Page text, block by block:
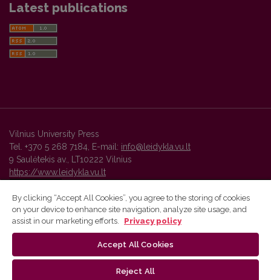
Latest publications
Vilnius University Press
Tel. +370 5 268 7184, E-mail: info@leidykla.vu.lt
9 Saulėtekis av., LT10222 Vilnius
https://www.leidykla.vu.lt
Vilnius University Press platform and metadata are distributed by
By clicking “Accept All Cookies”, you agree to the storing of cookies
on your device to enhance site navigation, analyze site usage, and
assist in our marketing efforts.
Privacy policy
Accept All Cookies
Reject All